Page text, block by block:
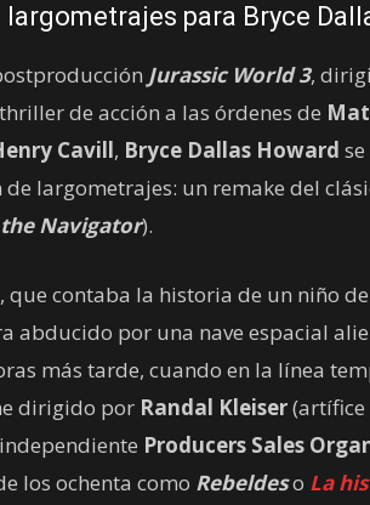
para Bryce
Jurassic World 3,
de acción a las órdenes de
Cavill, Bryce Dallas Howard
largometrajes: un remake del
Navigator).
contaba la historia de un niño
abducido por una nave espacial
más tarde, cuando en la línea
dirigido por Randal Kleiser(artífice
Producers Sales
los ochenta como Rebeldeso La